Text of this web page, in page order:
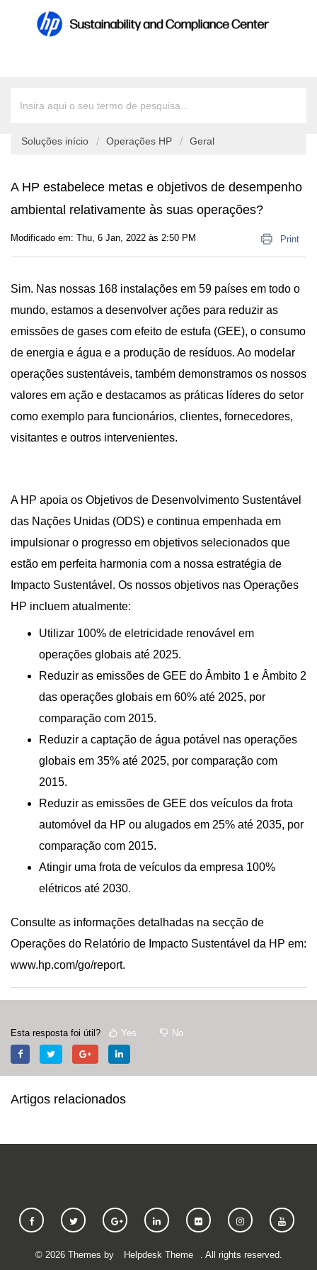
Soluções início Operações HP Geral
A HP estabelece metas e objetivos de desempenho
ambiental relativamente às suas operações?
Print
Modificado em: Thu, 6 Jan, 2022 às 2:50 PM
Sim. Nas nossas 168 instalações em 59 países em todo o
mundo, estamos a desenvolver ações para reduzir as
emissões de gases com efeito de estufa (GEE), o consumo
de energia e água e a produção de resíduos. Ao modelar
operações sustentáveis, também demonstramos os nossos
valores em ação e destacamos as práticas líderes do setor
como exemplo para funcionários, clientes, fornecedores,
visitantes e outros intervenientes.
A HP apoia os Objetivos de Desenvolvimento Sustentável
das Nações Unidas (ODS) e continua empenhada em
impulsionar o progresso em objetivos selecionados que
estão em perfeita harmonia com a nossa estratégia de
Impacto Sustentável. Os nossos objetivos nas Operações
HP incluem atualmente:
Utilizar 100% de eletricidade renovável em
operações globais até 2025.
Reduzir as emissões de GEE do Âmbito 1 e Âmbito 2
das operações globais em 60% até 2025, por
comparação com 2015.
Reduzir a captação de água potável nas operações
globais em 35% até 2025, por comparação com
2015.
Reduzir as emissões de GEE dos veículos da frota
automóvel da HP ou alugados em 25% até 2035, por
comparação com 2015.
Atingir uma frota de veículos da empresa 100%
elétricos até 2030.
Consulte as informações detalhadas na secção de
Operações do Relatório de Impacto Sustentável da HP em:
www.hp.com/go/report.
Esta resposta foi útil? Yes No
Artigos relacionados
© 2026Themes by Helpdesk Theme . All rights reserved.